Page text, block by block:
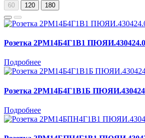
60 120 180
Розетка 2РМ14Б4Г1В1
Подробнее
Розетка 2РМ14Б4Г1В1Б
Подробнее